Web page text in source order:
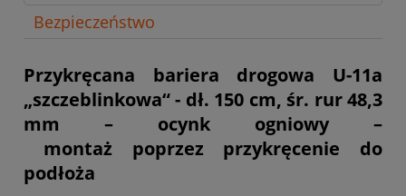
Bezpieczeństwo
Przykręcana bariera drogowa U-11a
„szczeblinkowa“ - dł. 150 cm, śr. rur 48,3
mm – ocynk ogniowy –
montaż poprzez przykręcenie do
podłoża